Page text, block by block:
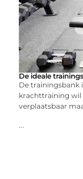
De ideale
De trainingsbank
krachttraining wil
verplaatsbaar
...